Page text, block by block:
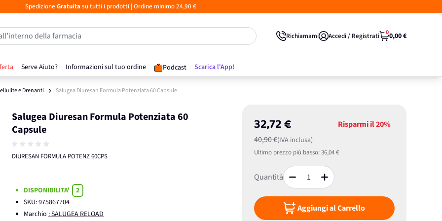
Spedizione Gratuita su tutti i prodotti| Ordine minimo 24,90 €
Serve Aiuto? Informazioni sul tuo ordine Podcast Scarica l'App!
della farmacia Richiamami Accedi / Registrati 00,00 €
e Drenanti Salugea Diuresan Formula Potenziata 60 Capsule
Salugea Diuresan Formula Potenziata 60
Capsule
DIURESAN FORMULA POTENZ 60CPS
32,72 €
40,90 €(IVA inclusa)
Risparmi il20%
Ultimo prezzo più basso:36,04 €
Quantità
Aggiungi al Carrello
DISPONIBILITA'
2
SKU:975867704
Marchio : SALUGEA RELOAD